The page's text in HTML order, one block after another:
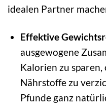
idealen Partner
Effektive
ausgewogene
Kalorien zu
Nährstoffe zu
Pfunde ganz